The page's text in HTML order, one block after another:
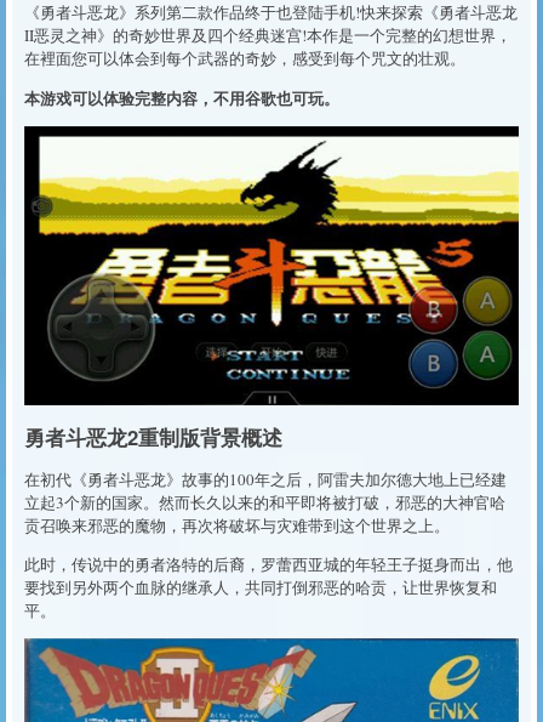
《勇者斗恶龙》系列第二款作品终于也登陆手机!快来探索《勇者斗恶龙
II恶灵之神》的奇妙世界及四个经典迷宫!本作是一个完整的幻想世界，
在裡面您可以体会到每个武器的奇妙，感受到每个咒文的壮观。
本游戏可以体验完整内容，不用谷歌也可玩。
勇者斗恶龙2重制版背景概述
在初代《勇者斗恶龙》故事的100年之后，阿雷夫加尔德大地上已经建
立起3个新的国家。然而长久以来的和平即将被打破，邪恶的大神官哈
贡召唤来邪恶的魔物，再次将破坏与灾难带到这个世界之上。
此时，传说中的勇者洛特的后裔，罗蕾西亚城的年轻王子挺身而出，他
要找到另外两个血脉的继承人，共同打倒邪恶的哈贡，让世界恢复和
平。